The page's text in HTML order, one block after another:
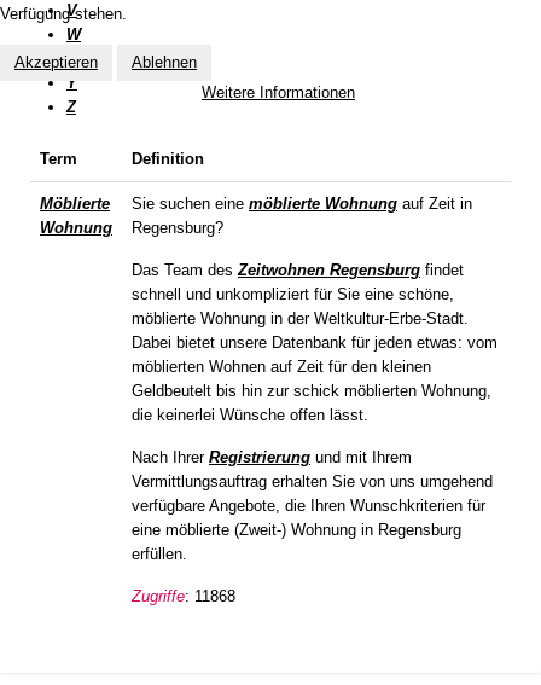
V
W
X
Y
Z
Term Definition
Möblierte
Wohnung
Sie suchen eine möblierte Wohnung auf Zeit in
Regensburg?
Das Team desZeitwohnen Regensburg findet
schnell und unkompliziert für Sie eine schöne,
möblierte Wohnung in der Weltkultur-Erbe-Stadt.
Dabei bietet unsere Datenbank für jeden etwas: vom
möblierten Wohnen auf Zeit für den kleinen
Geldbeutelt bis hin zur schick möblierten Wohnung,
die keinerlei Wünsche offen lässt.
Nach Ihrer Registrierung und mit Ihrem
Vermittlungsauftrag erhalten Sie von uns umgehend
verfügbare Angebote, die Ihren Wunschkriterien für
eine möblierte (Zweit-) Wohnung in Regensburg
erfüllen.
Zugriffe: 11868
Verfügung stehen.
Akzeptieren
Ablehnen
Weitere Informationen